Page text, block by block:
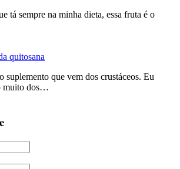
tá sempre na minha dieta, essa fruta é o
quitosana
suplemento que vem dos crustáceos. Eu
muito dos…